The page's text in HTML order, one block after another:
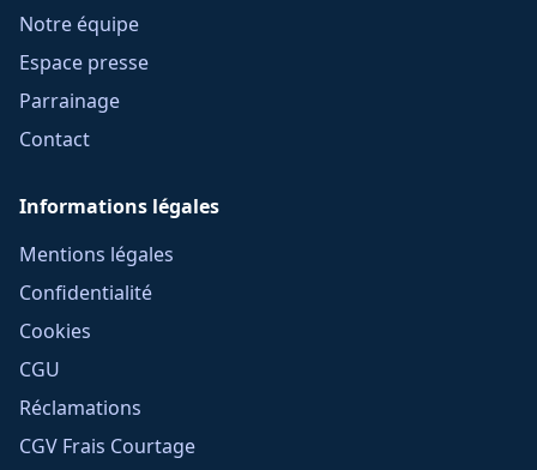
Notre équipe
Espace presse
Parrainage
Contact
Informations légales
Mentions légales
Confidentialité
Cookies
CGU
Réclamations
CGV Frais Courtage